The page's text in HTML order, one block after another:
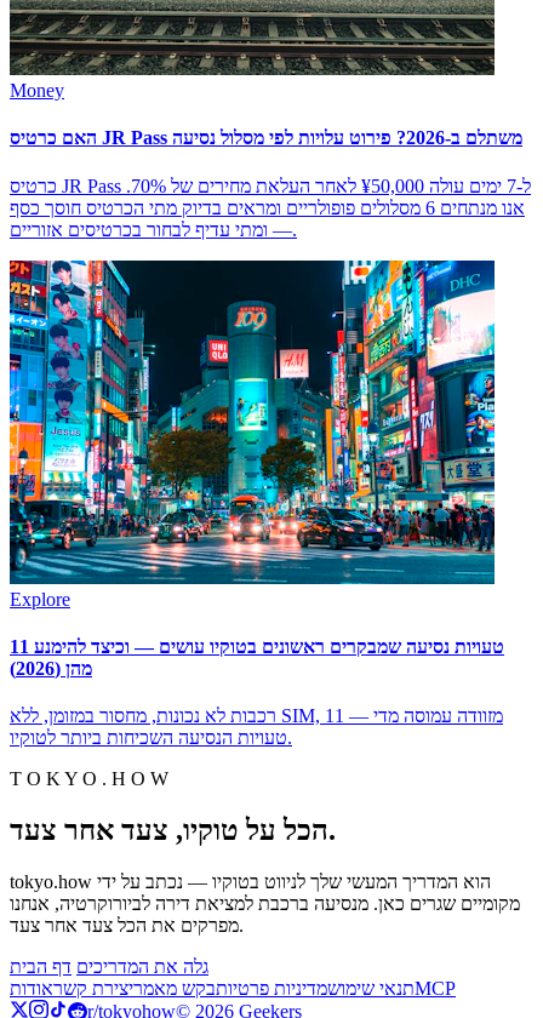
Money
האם כרטיס JR Pass משתלם ב-2026? פירוט עלויות לפי מסלול נסיעה
כרטיס JR Pass ל-7 ימים עולה ¥50,000 לאחר העלאת מחירים של 70%.
אנו מנתחים 6 מסלולים פופולריים ומראים בדיוק מתי הכרטיס חוסך כסף
— ומתי עדיף לבחור בכרטיסים אזוריים.
Explore
11 טעויות נסיעה שמבקרים ראשונים בטוקיו עושים — וכיצד להימנע
מהן (2026)
רכבות לא נכונות, מחסור במזומן, ללא SIM, מזוודה עמוסה מדי — 11
טעויות הנסיעה השכיחות ביותר לטוקיו.
T O K Y O . H O W
הכל על טוקיו, צעד אחר צעד.
tokyo.how הוא המדריך המעשי שלך לניווט בטוקיו — נכתב על ידי
מקומיים שגרים כאן. מנסיעה ברכבת למציאת דירה לביורוקרטיה, אנחנו
מפרקים את הכל צעד אחר צעד.
גלה את המדריכים דף הבית
אודותיצירת קשרבקש מאמרמדיניות פרטיותתנאי שימושMCP
r/tokyohow© 2026 Geekers